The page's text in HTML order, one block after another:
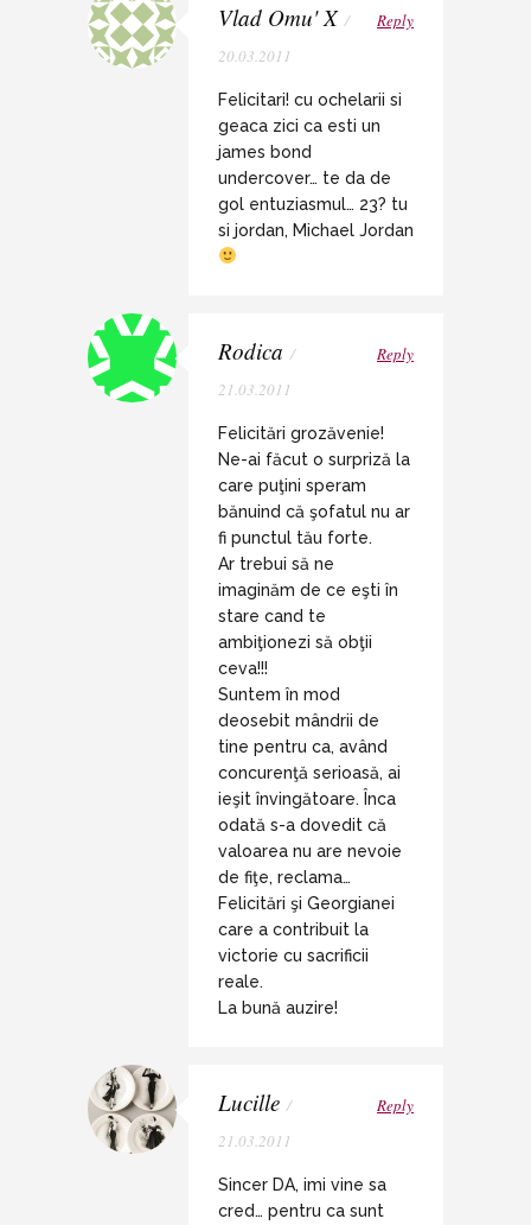
Vlad Omu' X /
20.03.2011
Reply
Felicitari! cu ochelarii si
geaca zici ca esti un
james bond
undercover… te da de
gol entuziasmul… 23? tu
si jordan, Michael Jordan
Rodica /
21.03.2011
Reply
Felicitări grozăvenie!
Ne-ai făcut o surpriză la
care puţini speram
bănuind că şofatul nu ar
fi punctul tău forte.
Ar trebui să ne
imaginăm de ce eşti în
stare cand te
ambiţionezi să obţii
ceva!!!
Suntem în mod
deosebit mândrii de
tine pentru ca, având
concurenţă serioasă, ai
ieşit învingătoare. Înca
odată s-a dovedit că
valoarea nu are nevoie
de fiţe, reclama…
Felicitări şi Georgianei
care a contribuit la
victorie cu sacrificii
reale.
La bună auzire!
Lucille /
21.03.2011
Reply
Sincer DA, imi vine sa
cred… pentru ca sunt